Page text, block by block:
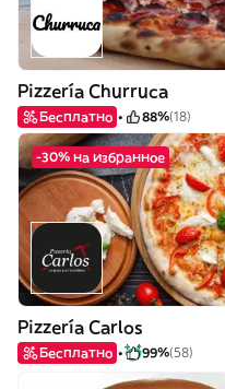
Pizzería Churruca
Бесплатно 88%(18)
-30% на избранное
Pizzería Carlos
Бесплатно 99%(58)